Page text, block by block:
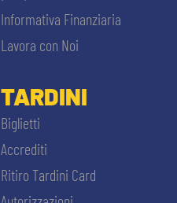
Informativa Finanziaria
Lavora con Noi
TARDINI
Biglietti
Accrediti
Ritiro Tardini Card